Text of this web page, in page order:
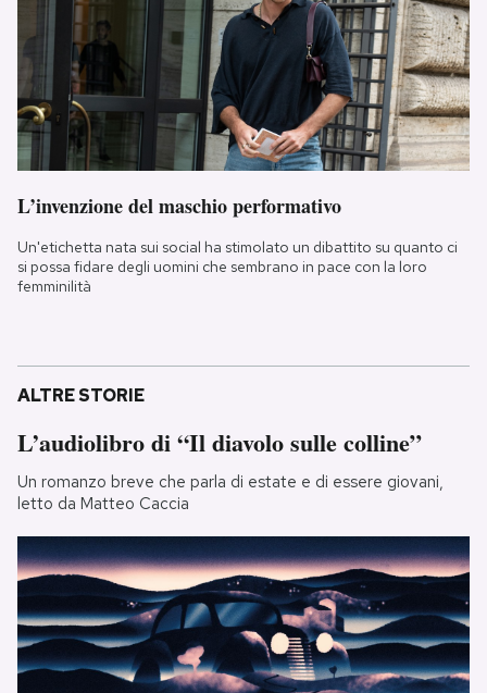
L’invenzione del maschio performativo
Un'etichetta nata sui social ha stimolato un dibattito su quanto ci
si possa fidare degli uomini che sembrano in pace con la loro
femminilità
ALTRE STORIE
L’audiolibro di “Il diavolo sulle colline”
Un romanzo breve che parla di estate e di essere giovani,
letto da Matteo Caccia